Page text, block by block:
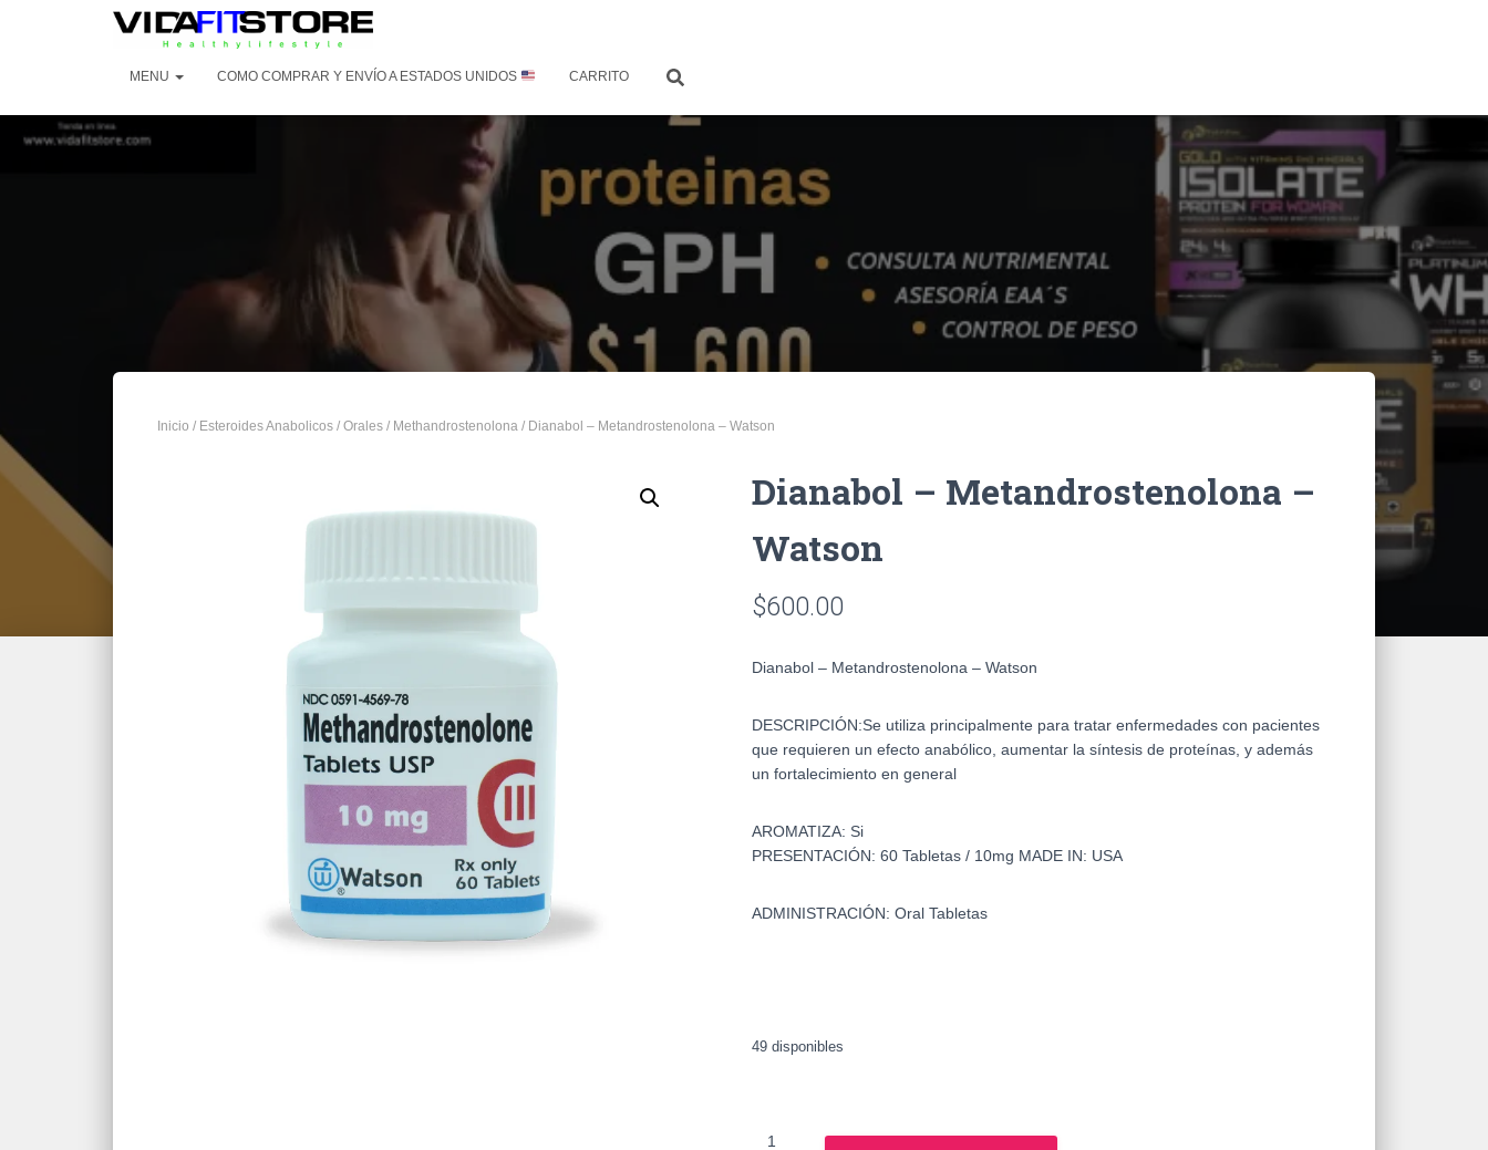
MENU COMO COMPRAR Y ENVÍO A ESTADOS UNIDOS CARRITO
Inicio / Esteroides Anabolicos / Orales / Methandrostenolona / Dianabol – Metandrostenolona – Watson
Dianabol – Metandrostenolona –
Watson
$600.00
Dianabol – Metandrostenolona – Watson
DESCRIPCIÓN:Se utiliza principalmente para tratar enfermedades con pacientes
que requieren un efecto anabólico, aumentar la síntesis de proteínas, y además
un fortalecimiento en general
AROMATIZA: Si
PRESENTACIÓN: 60 Tabletas / 10mg MADE IN: USA
ADMINISTRACIÓN: Oral Tabletas
49 disponibles
Dianabol